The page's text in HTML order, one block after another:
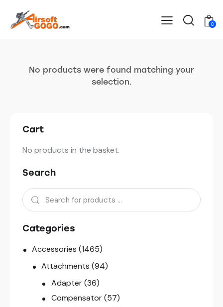
0
No products were found matching your
selection.
Cart
No products in the basket.
Search
Categories
Accessories (1465)
Attachments (94)
Adapter (36)
Compensator (57)